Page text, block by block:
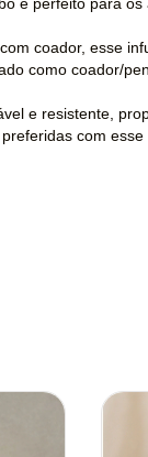
coador, esse
como coador/
e resistente,
com